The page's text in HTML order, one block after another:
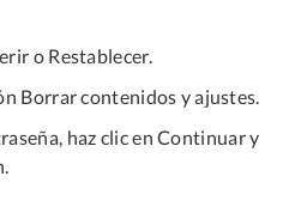
o Restablecer.
Borrar contenidos y ajustes.
haz clic en Continuar y